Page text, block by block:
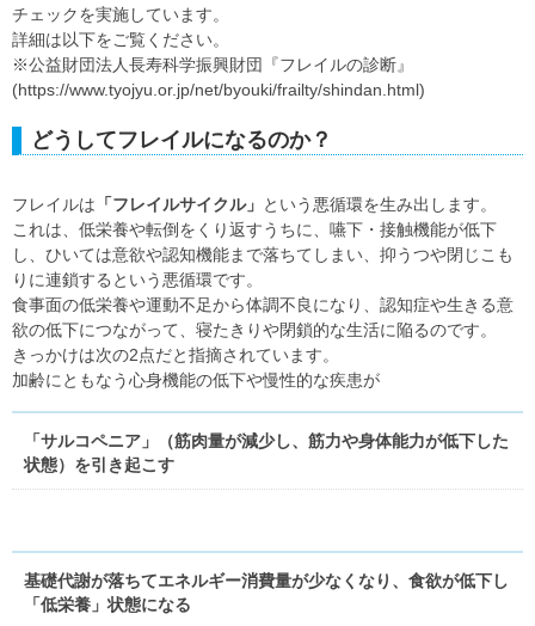
チェックを実施しています。
詳細は以下をご覧ください。
※公益財団法人長寿科学振興財団『フレイルの診断』
(https://www.tyojyu.or.jp/net/byouki/frailty/shindan.html)
どうしてフレイルになるのか？
フレイルは 「フレイルサイクル」 という悪循環を生み出します。
これは、低栄養や転倒をくり返すうちに、嚥下・接触機能が低下
し、ひいては意欲や認知機能まで落ちてしまい、抑うつや閉じこも
りに連鎖するという悪循環です。
食事面の低栄養や運動不足から体調不良になり、認知症や生きる意
欲の低下につながって、寝たきりや閉鎖的な生活に陥るのです。
きっかけは次の2点だと指摘されています。
加齢にともなう心身機能の低下や慢性的な疾患が
「サルコペニア」
（筋肉量が減少し、筋力や身体能力が低下した
状態）を引き起こす
基礎代謝が落ちてエネルギー消費量が少なくなり、食欲が低下し
「低栄養」状態になる